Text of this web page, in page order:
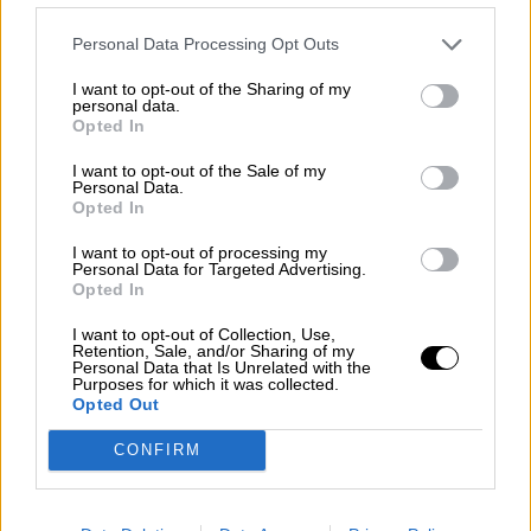
Personal Data Processing Opt Outs
I want to opt-out of the Sharing of my
personal data.
Opted In
I want to opt-out of the Sale of my
Personal Data.
Opted In
I want to opt-out of processing my
Personal Data for Targeted Advertising.
Opted In
I want to opt-out of Collection, Use,
Retention, Sale, and/or Sharing of my
Personal Data that Is Unrelated with the
Purposes for which it was collected.
Opted Out
CONFIRM
manifiesto la reconciliación entre los
socios del Gobierno tras el Debate
sobre el estado de la nación
OPINIONES DIVERSAS
¿La ciudadanía de Occidente
es consciente del riesgo de
Por
Álvaro Frutos Rosado y Gabinete
Geopolítica de Crisis
Suelta y confía
María Comesaña